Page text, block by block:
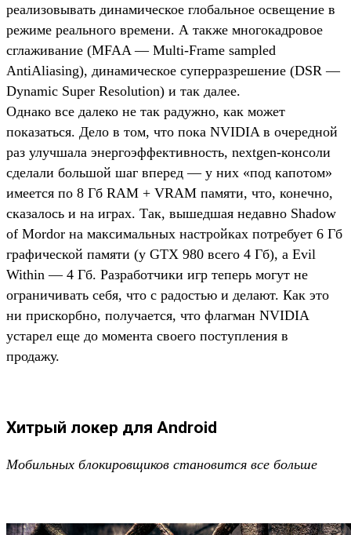
реализовывать динамическое глобальное освещение в
режиме реального времени. А также многокадровое
сглаживание (MFAA — Multi-Frame sampled
AntiAliasing), динамическое суперразрешение (DSR —
Dynamic Super Resolution) и так далее.
Однако все далеко не так радужно, как может
показаться. Дело в том, что пока NVIDIA в очередной
раз улучшала энергоэффективность, nextgen-консоли
сделали большой шаг вперед — у них «под капотом»
имеется по 8 Гб RAM + VRAM памяти, что, конечно,
сказалось и на играх. Так, вышедшая недавно Shadow
of Mordor на максимальных настройках потребует 6 Гб
графической памяти (у GTX 980 всего 4 Гб), а Evil
Within — 4 Гб. Разработчики игр теперь могут не
ограничивать себя, что с радостью и делают. Как это
ни прискорбно, получается, что флагман NVIDIA
устарел еще до момента своего поступления в
продажу.
Хитрый локер для Android
Мобильных блокировщиков становится все больше